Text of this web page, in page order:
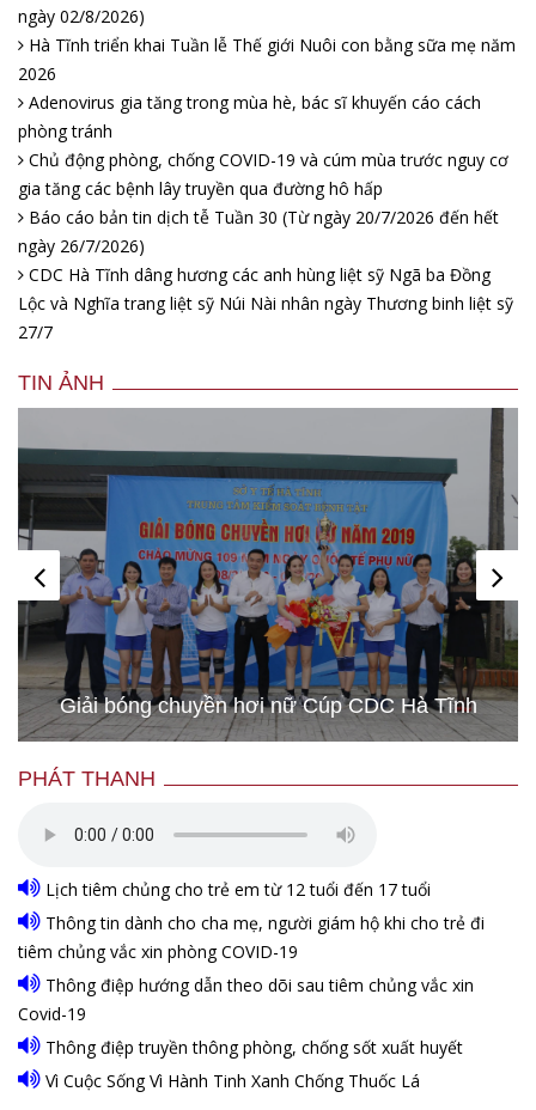
ngày 02/8/2026)
Hà Tĩnh triển khai Tuần lễ Thế giới Nuôi con bằng sữa mẹ năm
2026
Adenovirus gia tăng trong mùa hè, bác sĩ khuyến cáo cách
phòng tránh
Chủ động phòng, chống COVID-19 và cúm mùa trước nguy cơ
gia tăng các bệnh lây truyền qua đường hô hấp
Báo cáo bản tin dịch tễ Tuần 30 (Từ ngày 20/7/2026 đến hết
ngày 26/7/2026)
CDC Hà Tĩnh dâng hương các anh hùng liệt sỹ Ngã ba Đồng
Lộc và Nghĩa trang liệt sỹ Núi Nài nhân ngày Thương binh liệt sỹ
27/7
TIN ẢNH
Giải bóng chuyền hơi nữ Cúp CDC Hà Tĩnh
PHÁT THANH
Lịch tiêm chủng cho trẻ em từ 12 tuổi đến 17 tuổi
Thông tin dành cho cha mẹ, người giám hộ khi cho trẻ đi
tiêm chủng vắc xin phòng COVID-19
Thông điệp hướng dẫn theo dõi sau tiêm chủng vắc xin
Covid-19
Thông điệp truyền thông phòng, chống sốt xuất huyết
Vì Cuộc Sống Vì Hành Tinh Xanh Chống Thuốc Lá